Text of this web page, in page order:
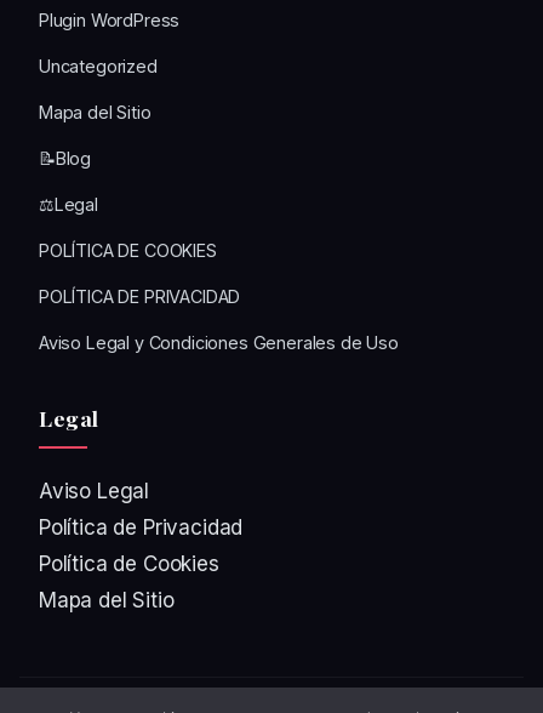
Plugin WordPress
Uncategorized
Mapa del Sitio
📝Blog
⚖️Legal
POLÍTICA DE COOKIES
POLÍTICA DE PRIVACIDAD
Aviso Legal y Condiciones Generales de Uso
Legal
Aviso Legal
Política de Privacidad
Política de Cookies
Mapa del Sitio